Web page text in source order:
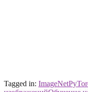
Tagged in: ImageNet